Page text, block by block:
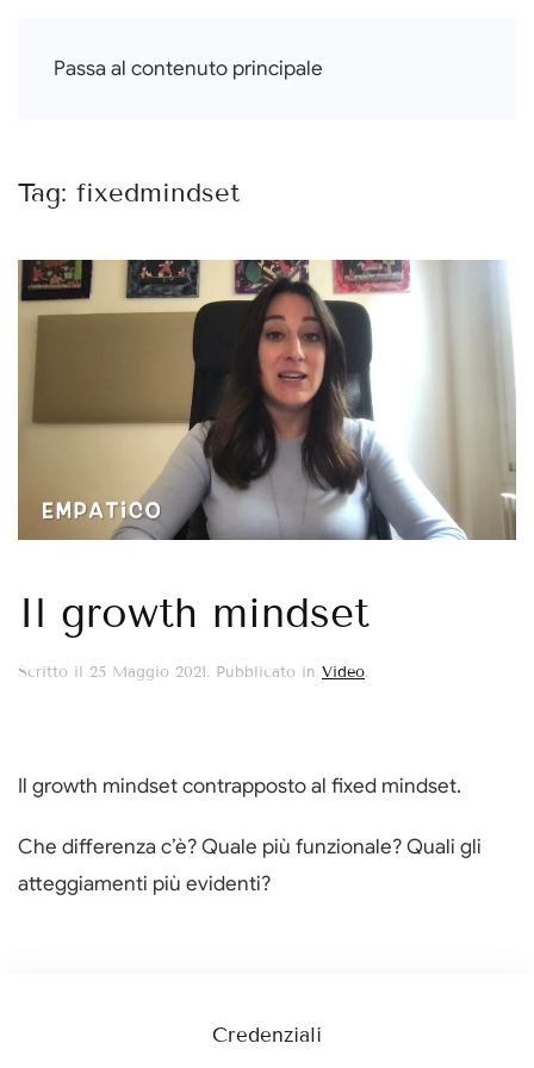
Passa al contenuto principale
Francesca Di Falco
Tag: fixedmindset
Il growth mindset
Scritto il 25 Maggio 2021. Pubblicato in Video.
Il growth mindset contrapposto al fixed mindset.
Che differenza c’è? Quale più funzionale? Quali gli
atteggiamenti più evidenti?
Credenziali